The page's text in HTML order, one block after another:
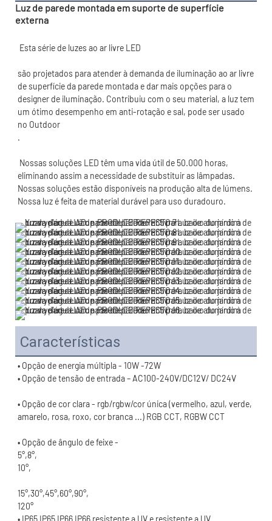
Luz de parede montada em suporte de superfície
externa
são projetados para atender à demanda de iluminação ao ar livre
de superfície da parede montada e dar mais opções para o
designer de iluminação. Contribuiu com o seu material, a luz tem
um ótimo desempenho em anti-rotação e sal, pode ser usado
eliminando assim a necessidade de substituir as lâmpadas.
Nossas soluções estão disponíveis na produção alta de lúmens.
Características
• Opção de cor clara - rgb/rgbw/cor única (vermelho, azul, verde,
120°